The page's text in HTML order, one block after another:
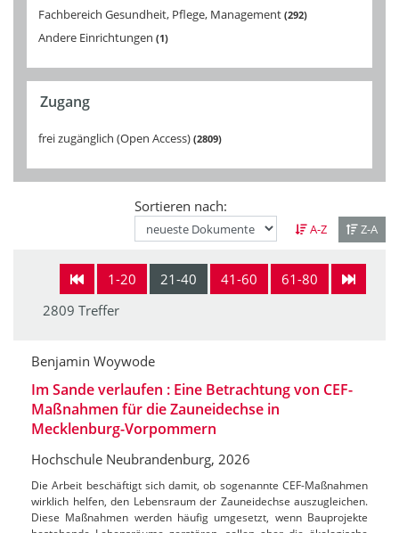
Fachbereich Gesundheit, Pflege, Management 292
Andere Einrichtungen 1
Zugang
frei zugänglich (Open Access) 2809
Sortieren nach:
A-Z Z-A
1-20 21-40 41-60
61-80
2809 Treffer
Benjamin Woywode
Im Sande verlaufen : Eine Betrachtung von CEF-
Maßnahmen für die Zauneidechse in
Mecklenburg-Vorpommern
Hochschule Neubrandenburg, 2026
Die Arbeit beschäftigt sich damit, ob sogenannte CEF-Maßnahmen
wirklich helfen, den Lebensraum der Zauneidechse auszugleichen.
Diese Maßnahmen werden häufig umgesetzt, wenn Bauprojekte